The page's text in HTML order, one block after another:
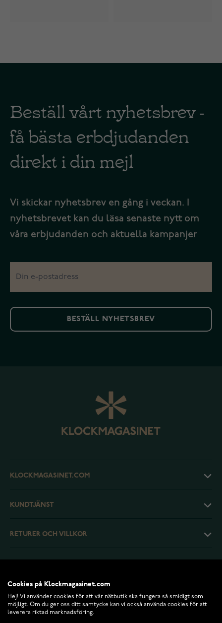
Beställ vårt nyhetsbrev -
få bästa erbdjudanden
direkt i din mejl
Vi skickar nyhetsbrev en gång i veckan. I
nyhetsbrevet kan du läsa senaste nytt om
våra erbjudanden och aktuella kampanjer
BESTÄLL NYHETSBREV
KLOCKMAGASINET.COM
KUNDTJÄNST
RETURER OCH VILLKOR
Cookies på Klockmagasinet.com
Hej! Vi använder cookies för att vår nätbutik ska fungera så smidigt som
möjligt. Om du ger oss ditt samtycke kan vi också använda cookies för att
leverera riktad marknadsföring.